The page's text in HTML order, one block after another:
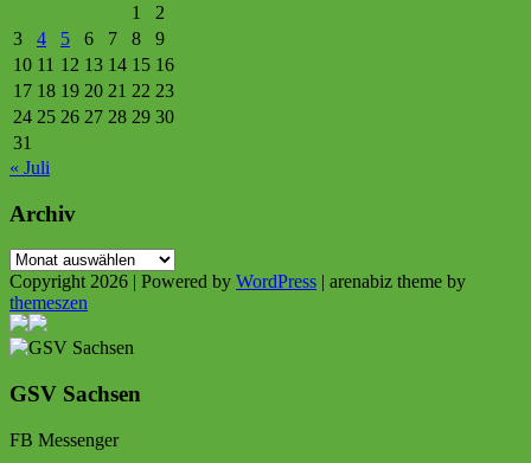
1
2
3
4 5 6 7 8
9
10 11 12 13 14 15 16
17 18 19 20 21 22 23
24 25 26 27 28 29 30
31
« Juli
Archiv
Archiv
Copyright 2026 | Powered by WordPress | arenabiz theme by
themeszen
GSV Sachsen
FB Messenger